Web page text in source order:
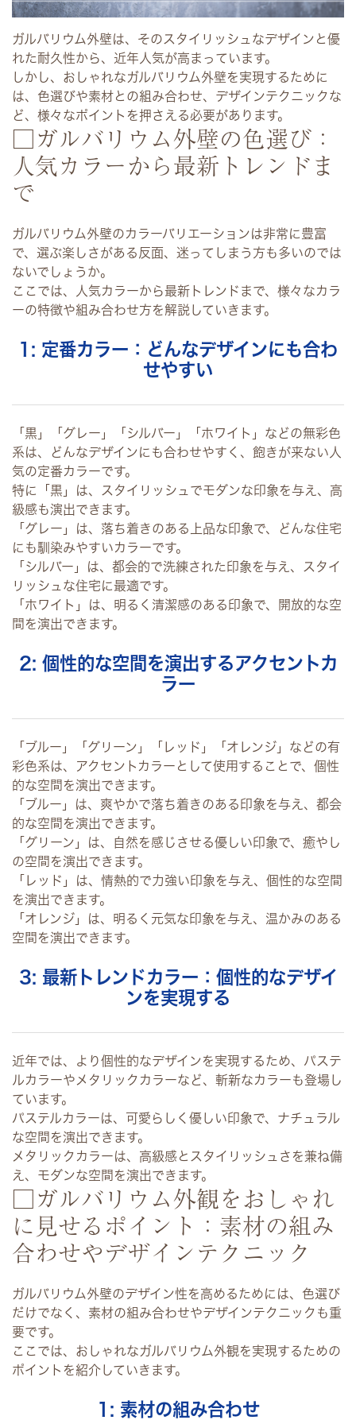
ガルバリウム外壁は、そのスタイリッシュなデザインと優
れた耐久性から、近年人気が高まっています。
しかし、おしゃれなガルバリウム外壁を実現するために
は、色選びや素材との組み合わせ、デザインテクニックな
ど、様々なポイントを押さえる必要があります。
□ガルバリウム外壁の色選び：
人気カラーから最新トレンドま
で
ガルバリウム外壁のカラーバリエーションは非常に豊富
で、選ぶ楽しさがある反面、迷ってしまう方も多いのでは
ないでしょうか。
ここでは、人気カラーから最新トレンドまで、様々なカラ
ーの特徴や組み合わせ方を解説していきます。
1: 定番カラー：どんなデザインにも合わ
せやすい
「黒」「グレー」「シルバー」「ホワイト」などの無彩色
系は、どんなデザインにも合わせやすく、飽きが来ない人
気の定番カラーです。
特に「黒」は、スタイリッシュでモダンな印象を与え、高
級感も演出できます。
「グレー」は、落ち着きのある上品な印象で、どんな住宅
にも馴染みやすいカラーです。
「シルバー」は、都会的で洗練された印象を与え、スタイ
リッシュな住宅に最適です。
「ホワイト」は、明るく清潔感のある印象で、開放的な空
間を演出できます。
2: 個性的な空間を演出するアクセントカ
ラー
「ブルー」「グリーン」「レッド」「オレンジ」などの有
彩色系は、アクセントカラーとして使用することで、個性
的な空間を演出できます。
「ブルー」は、爽やかで落ち着きのある印象を与え、都会
的な空間を演出できます。
「グリーン」は、自然を感じさせる優しい印象で、癒やし
の空間を演出できます。
「レッド」は、情熱的で力強い印象を与え、個性的な空間
を演出できます。
「オレンジ」は、明るく元気な印象を与え、温かみのある
空間を演出できます。
3: 最新トレンドカラー：個性的なデザイ
ンを実現する
近年では、より個性的なデザインを実現するため、パステ
ルカラーやメタリックカラーなど、斬新なカラーも登場し
ています。
パステルカラーは、可愛らしく優しい印象で、ナチュラル
な空間を演出できます。
メタリックカラーは、高級感とスタイリッシュさを兼ね備
え、モダンな空間を演出できます。
□ガルバリウム外観をおしゃれ
に見せるポイント：素材の組み
合わせやデザインテクニック
ガルバリウム外壁のデザイン性を高めるためには、色選び
だけでなく、素材の組み合わせやデザインテクニックも重
要です。
ここでは、おしゃれなガルバリウム外観を実現するための
ポイントを紹介していきます。
1: 素材の組み合わせ